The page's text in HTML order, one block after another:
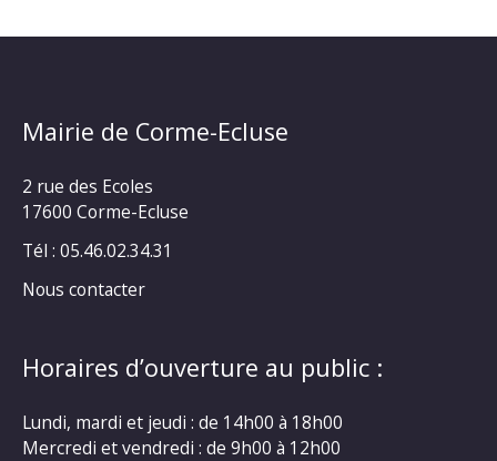
Mairie de Corme-Ecluse
2 rue des Ecoles
17600 Corme-Ecluse
Tél : 05.46.02.34.31
Nous contacter
Horaires d’ouverture au public :
Lundi, mardi et jeudi : de 14h00 à 18h00
Mercredi et vendredi : de 9h00 à 12h00